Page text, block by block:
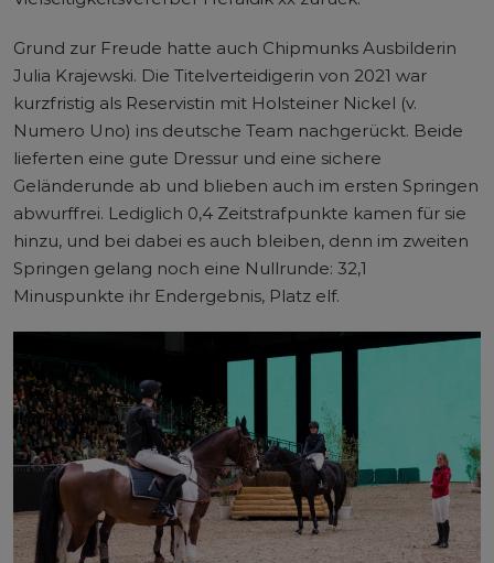
Grund zur Freude hatte auch Chipmunks Ausbilderin
Julia Krajewski. Die Titelverteidigerin von 2021 war
kurzfristig als Reservistin mit Holsteiner Nickel (v.
Numero Uno) ins deutsche Team nachgerückt. Beide
lieferten eine gute Dressur und eine sichere
Geländerunde ab und blieben auch im ersten Springen
abwurffrei. Lediglich 0,4 Zeitstrafpunkte kamen für sie
hinzu, und bei dabei es auch bleiben, denn im zweiten
Springen gelang noch eine Nullrunde: 32,1
Minuspunkte ihr Endergebnis, Platz elf.